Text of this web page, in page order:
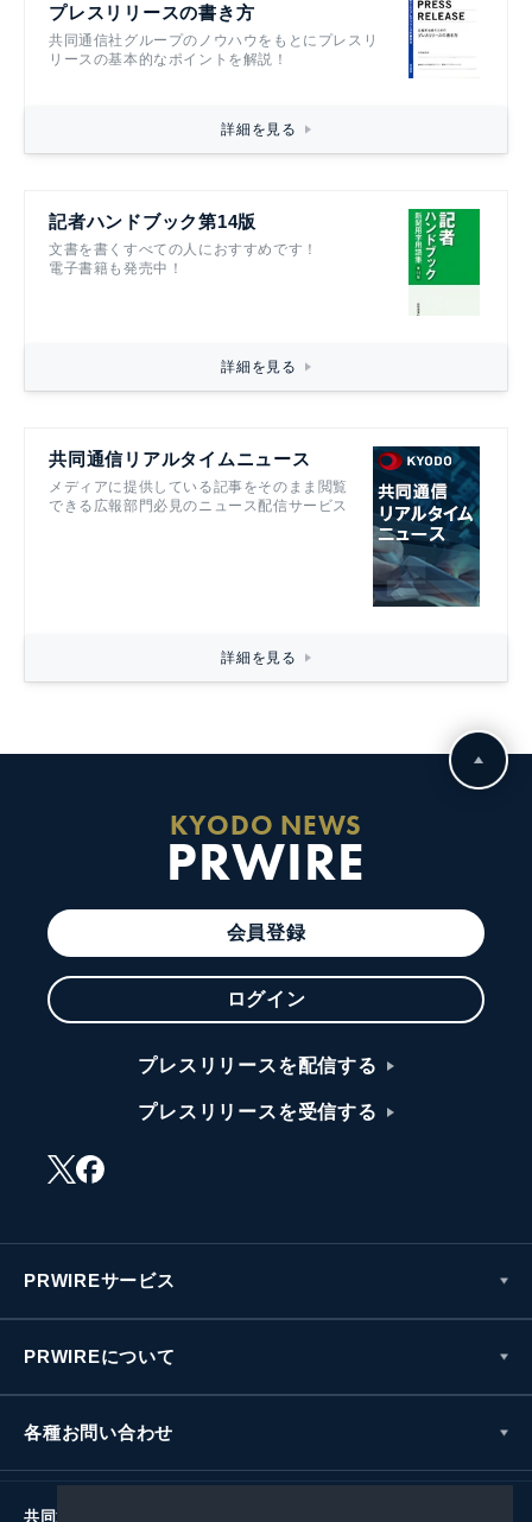
プレスリリースの書き方
共同通信社グループのノウハウをもとにプレスリ
リースの基本的なポイントを解説！
詳細を見る
記者ハンドブック第14版
文書を書くすべての人におすすめです！
電子書籍も発売中！
詳細を見る
共同通信リアルタイムニュース
メディアに提供している記事をそのまま閲覧
できる広報部門必見のニュース配信サービス
詳細を見る
KYODO NEWS
PRWIRE
会員登録
ログイン
プレスリリースを配信する
プレスリリースを受信する
PRWIREサービス
PRWIREについて
各種お問い合わせ
共同通信社グループ